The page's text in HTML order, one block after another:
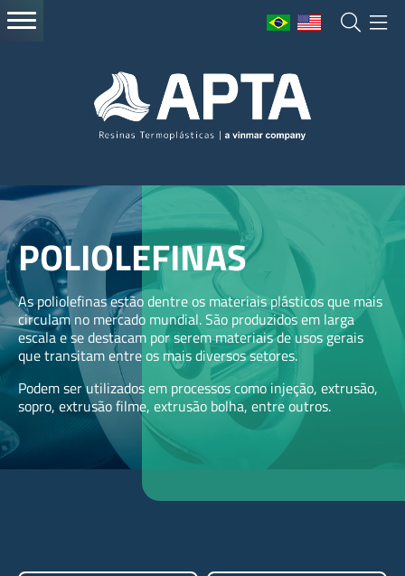
POLIOLEFINAS
As poliolefinas estão dentre os materiais plásticos que mais
circulam no mercado mundial. São produzidos em larga
escala e se destacam por serem materiais de usos gerais
que transitam entre os mais diversos setores.
Podem ser utilizados em processos como injeção, extrusão,
sopro, extrusão filme, extrusão bolha, entre outros.